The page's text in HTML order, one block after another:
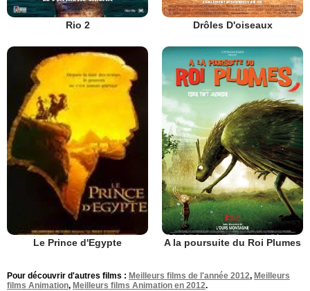
Rio 2 Drôles D'oiseaux
Le Prince d'Egypte A la poursuite du Roi Plumes
Pour découvrir d'autres films : Meilleurs films de l'année 2012, Meilleurs
films Animation, Meilleurs films Animation en 2012.